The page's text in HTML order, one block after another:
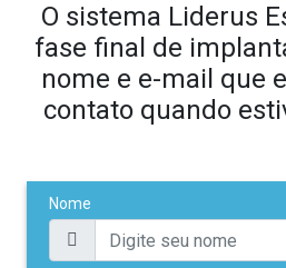
O sistema Liderus
fase final de
nome e e-mail que
contato quando
Nome